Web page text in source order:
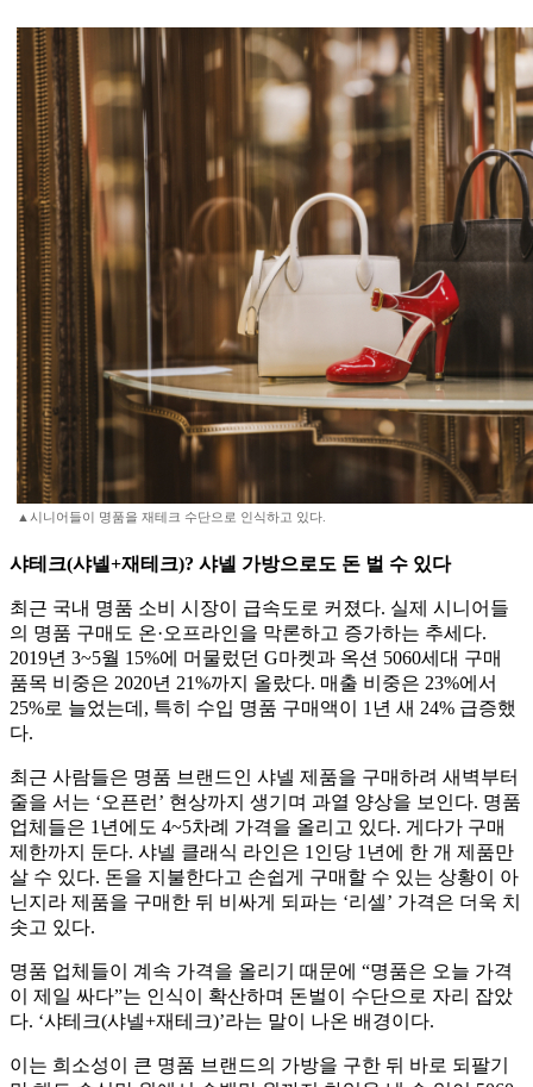
▲시니어들이 명품을 재테크 수단으로 인식하고 있다.
샤테크(샤넬+재테크)? 샤넬 가방으로도 돈 벌 수 있다
최근 국내 명품 소비 시장이 급속도로 커졌다. 실제 시니어들
의 명품 구매도 온·오프라인을 막론하고 증가하는 추세다.
2019년 3~5월 15%에 머물렀던 G마켓과 옥션 5060세대 구매
품목 비중은 2020년 21%까지 올랐다. 매출 비중은 23%에서
25%로 늘었는데, 특히 수입 명품 구매액이 1년 새 24% 급증했
다.
최근 사람들은 명품 브랜드인 샤넬 제품을 구매하려 새벽부터
줄을 서는 ‘오픈런’ 현상까지 생기며 과열 양상을 보인다. 명품
업체들은 1년에도 4~5차례 가격을 올리고 있다. 게다가 구매
제한까지 둔다. 샤넬 클래식 라인은 1인당 1년에 한 개 제품만
살 수 있다. 돈을 지불한다고 손쉽게 구매할 수 있는 상황이 아
닌지라 제품을 구매한 뒤 비싸게 되파는 ‘리셀’ 가격은 더욱 치
솟고 있다.
명품 업체들이 계속 가격을 올리기 때문에 “명품은 오늘 가격
이 제일 싸다”는 인식이 확산하며 돈벌이 수단으로 자리 잡았
다. ‘샤테크(샤넬+재테크)’라는 말이 나온 배경이다.
이는 희소성이 큰 명품 브랜드의 가방을 구한 뒤 바로 되팔기